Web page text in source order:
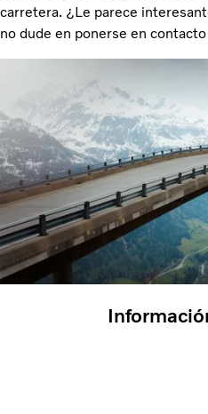
carretera. ¿Le parece
no dude en ponerse en